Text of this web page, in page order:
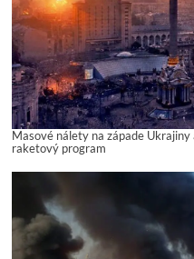
Masové nálety na západe
raketový program